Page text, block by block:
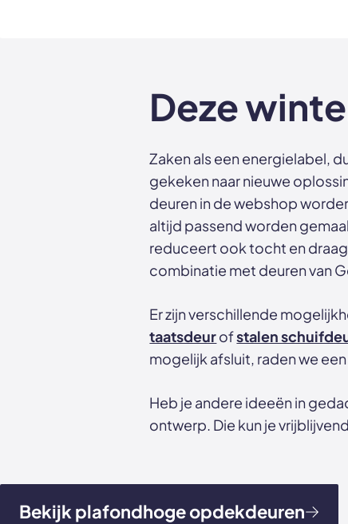
Deze
Zaken als een energielabel,
gekeken naar nieuwe
deuren in de webshop
altijd passend worden
reduceert ook tocht en
combinatie met deuren van
Er zijn verschillende
taatsdeurofstalen
mogelijk afsluit, raden we
Heb je andere ideeën in
ontwerp. Die kun je
Bekijk plafondhoge opdekdeuren